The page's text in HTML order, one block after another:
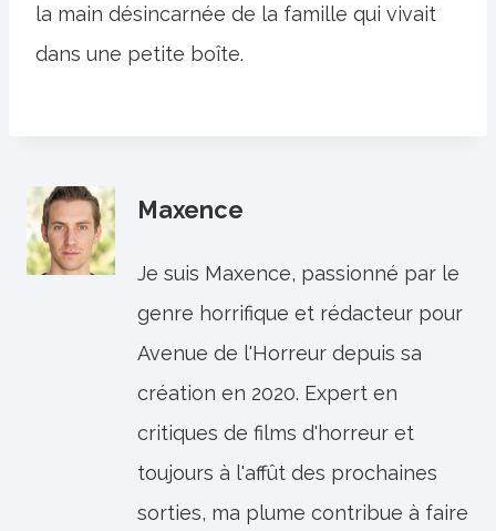
la main désincarnée de la famille qui vivait
dans une petite boîte.
Maxence
Je suis Maxence, passionné par le
genre horrifique et rédacteur pour
Avenue de l'Horreur depuis sa
création en 2020. Expert en
critiques de films d'horreur et
toujours à l'affût des prochaines
sorties, ma plume contribue à faire